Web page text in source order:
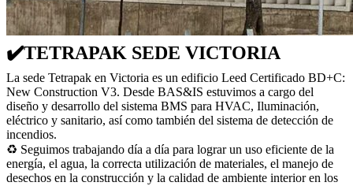
✔️TETRAPAK SEDE VICTORIA
La sede Tetrapak en Victoria es un edificio Leed Certificado BD+C:
New Construction V3. Desde BAS&IS estuvimos a cargo del
diseño y desarrollo del sistema BMS para HVAC, Iluminación,
eléctrico y sanitario, así como también del sistema de detección de
incendios.
♻️ Seguimos trabajando día a día para lograr un uso eficiente de la
energía, el agua, la correcta utilización de materiales, el manejo de
desechos en la construcción y la calidad de ambiente interior en los